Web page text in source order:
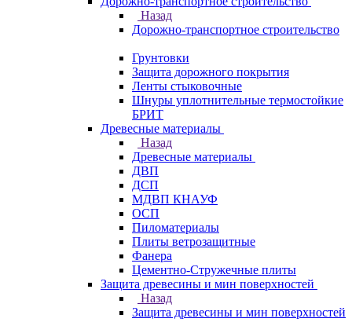
Назад
Дорожно-транспортное строительство
Грунтовки
Защита дорожного покрытия
Ленты стыковочные
Шнуры уплотнительные термостойкие
БРИТ
Древесные материалы
Назад
Древесные материалы
ДВП
ДСП
МДВП КНАУФ
ОСП
Пиломатериалы
Плиты ветрозащитные
Фанера
Цементно-Стружечные плиты
Защита древесины и мин поверхностей
Назад
Защита древесины и мин поверхностей